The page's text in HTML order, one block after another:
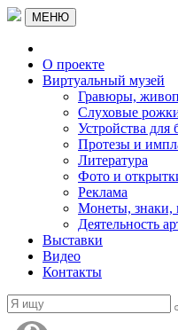
МЕНЮ
О проекте
Виртуальный музей
Гравюры,
Слуховые
Устройства для
Протезы и
Литература
Фото и
Реклама
Монеты, знаки,
Деятельность
Выставки
Видео
Контакты